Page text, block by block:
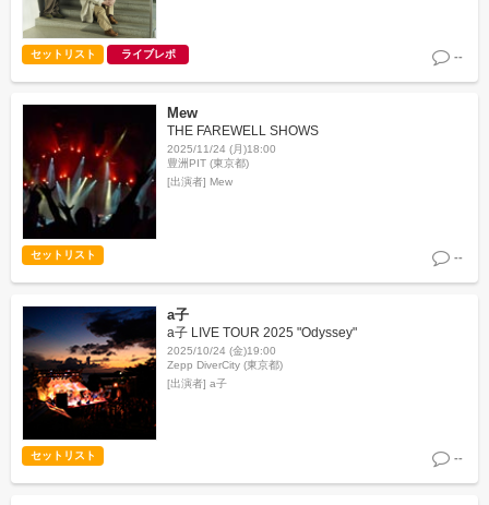
セットリスト ライブレポ --
Mew
THE FAREWELL SHOWS
2025/11/24 (月)18:00
豊洲PIT (東京都)
[出演者] Mew
セットリスト --
a子
a子 LIVE TOUR 2025 "Odyssey"
2025/10/24 (金)19:00
Zepp DiverCity (東京都)
[出演者] a子
セットリスト --